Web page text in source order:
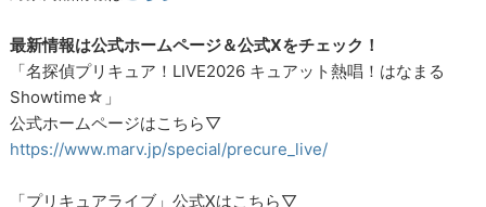
最新情報は公式ホームページ＆公式Xをチェック！
「名探偵プリキュア！LIVE2026 キュアット熱唱！はなまる
Showtime☆」
公式ホームページはこちら▽
https://www.marv.jp/special/precure_live/
「プリキュアライブ」公式Xはこちら▽